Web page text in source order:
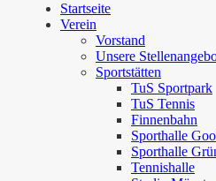
Startseite
Verein
Vorstand
Unsere
Sportstätten
TuS Sportpark
TuS Tennis
Finnenbahn
Sporthalle
Sporthalle
Tennishalle